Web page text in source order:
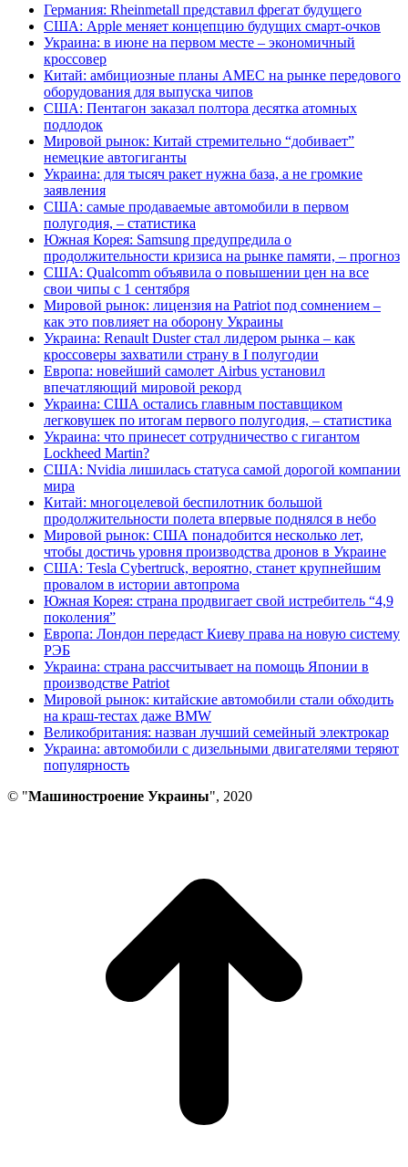
Германия: Rheinmetall представил фрегат будущего
США: Apple меняет концепцию будущих смарт-очков
Украина: в июне на первом месте – экономичный
кроссовер
Китай: амбициозные планы AMEC на рынке передового
оборудования для выпуска чипов
США: Пентагон заказал полтора десятка атомных
подлодок
Мировой рынок: Китай стремительно “добивает”
немецкие автогиганты
Украина: для тысяч ракет нужна база, а не громкие
заявления
США: самые продаваемые автомобили в первом
полугодия, – статистика
Южная Корея: Samsung предупредила о
продолжительности кризиса на рынке памяти, – прогноз
США: Qualcomm объявила о повышении цен на все
свои чипы с 1 сентября
Мировой рынок: лицензия на Patriot под сомнением –
как это повлияет на оборону Украины
Украина: Renault Duster стал лидером рынка – как
кроссоверы захватили страну в I полугодии
Европа: новейший самолет Airbus установил
впечатляющий мировой рекорд
Украина: США остались главным поставщиком
легковушек по итогам первого полугодия, – статистика
Украина: что принесет сотрудничество с гигантом
Lockheed Martin?
США: Nvidia лишилась статуса самой дорогой компании
мира
Китай: многоцелевой беспилотник большой
продолжительности полета впервые поднялся в небо
Мировой рынок: США понадобится несколько лет,
чтобы достичь уровня производства дронов в Украине
США: Tesla Cybertruck, вероятно, станет крупнейшим
провалом в истории автопрома
Южная Корея: страна продвигает свой истребитель “4,9
поколения”
Европа: Лондон передаст Киеву права на новую систему
РЭБ
Украина: страна рассчитывает на помощь Японии в
производстве Patriot
Мировой рынок: китайские автомобили стали обходить
на краш-тестах даже BMW
Великобритания: назван лучший семейный электрокар
Украина: автомобили с дизельными двигателями теряют
популярность
© "Машиностроение Украины", 2020